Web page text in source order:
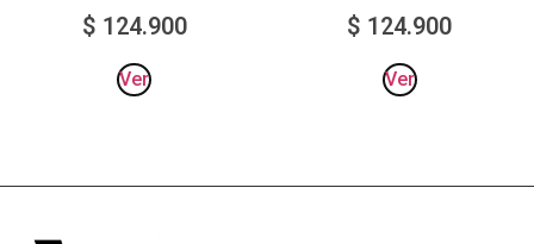
$ 124.900
Ver
$ 124.900
Ver